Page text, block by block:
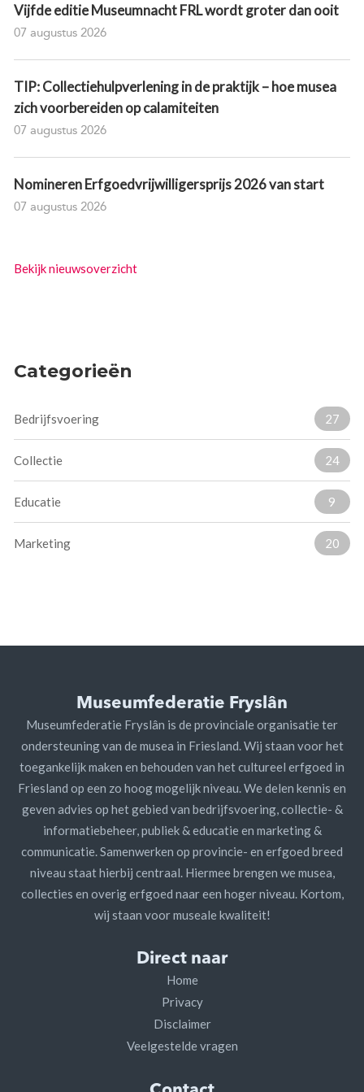
Vijfde editie Museumnacht FRL wordt groter dan ooit
07 augustus 2026
TIP: Collectiehulpverlening in de praktijk – hoe musea
zich voorbereiden op calamiteiten
07 augustus 2026
Nomineren Erfgoedvrijwilligersprijs 2026 van start
07 augustus 2026
Bekijk nieuwsoverzicht
Categorieën
Bedrijfsvoering 27
Collectie 24
Educatie 9
Marketing 20
Museumfederatie Fryslân
Museumfederatie Fryslân is de provinciale organisatie ter
ondersteuning van de musea in Friesland. Wij staan voor het
toegankelijk maken en behouden van het cultureel erfgoed in
Friesland op een zo hoog mogelijk niveau. We delen kennis en
geven advies op het gebied van bedrijfsvoering, collectie- &
informatiebeheer, publiek & educatie en marketing &
communicatie. Samenwerken op provincie- en erfgoed breed
niveau staat hierbij centraal. Hiermee brengen we musea,
collecties en overig erfgoed naar een hoger niveau. Kortom,
wij staan voor museale kwaliteit!
Direct naar
Home
Privacy
Disclaimer
Veelgestelde vragen